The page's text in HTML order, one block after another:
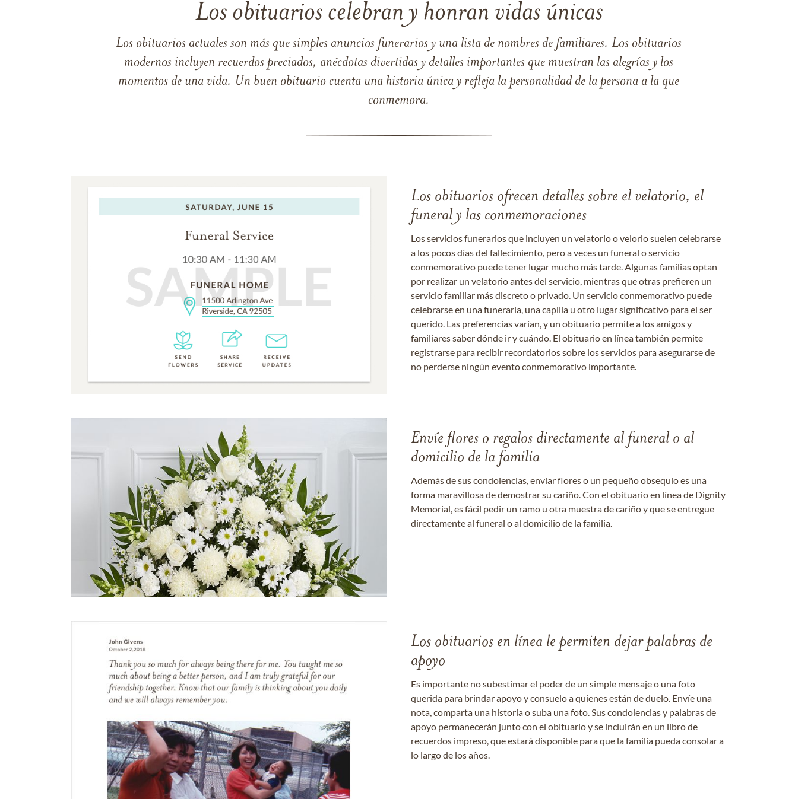
Los obituarios celebran y honran vidas únicas
Los obituarios actuales son más que simples anuncios funerarios y una lista de nombres de familiares. Los obituarios
modernos incluyen recuerdos preciados, anécdotas divertidas y detalles importantes que muestran las alegrías y los
momentos de una vida. Un buen obituario cuenta una historia única y refleja la personalidad de la persona a la que
conmemora.
Los obituarios ofrecen detalles sobre el velatorio, el
funeral y las conmemoraciones
Los servicios funerarios que incluyen un velatorio o velorio suelen celebrarse
a los pocos días del fallecimiento, pero a veces un funeral o servicio
conmemorativo puede tener lugar mucho más tarde. Algunas familias optan
por realizar un velatorio antes del servicio, mientras que otras prefieren un
servicio familiar más discreto o privado. Un servicio conmemorativo puede
celebrarse en una funeraria, una capilla u otro lugar significativo para el ser
querido. Las preferencias varían, y un obituario permite a los amigos y
familiares saber dónde ir y cuándo. El obituario en línea también permite
registrarse para recibir recordatorios sobre los servicios para asegurarse de
no perderse ningún evento conmemorativo importante.
Envíe flores o regalos directamente al funeral o al
domicilio de la familia
Además de sus condolencias, enviar flores o un pequeño obsequio es una
forma maravillosa de demostrar su cariño. Con el obituario en línea de Dignity
Memorial, es fácil pedir un ramo u otra muestra de cariño y que se entregue
directamente al funeral o al domicilio de la familia.
Los obituarios en línea le permiten dejar palabras de
apoyo
Es importante no subestimar el poder de un simple mensaje o una foto
querida para brindar apoyo y consuelo a quienes están de duelo. Envíe una
nota, comparta una historia o suba una foto. Sus condolencias y palabras de
apoyo permanecerán junto con el obituario y se incluirán en un libro de
recuerdos impreso, que estará disponible para que la familia pueda consolar a
lo largo de los años.